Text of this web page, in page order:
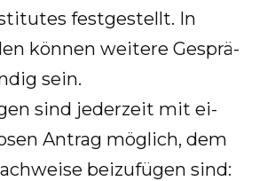
fest­ge­stellt. In
kön­nen wei­te­re Ge­sprä­
sein.
sind je­der­zeit mit ei­
An­trag mög­lich, dem
bei­zu­fü­gen sind: